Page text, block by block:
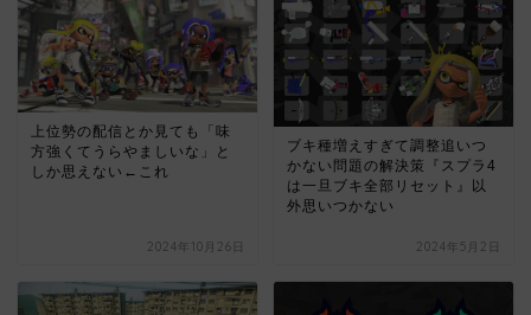
上位勢の配信とか見ても「味
方強くてうらやましいな」と
しか思えない←これ
2024年10月26日
ブキ種増えすぎて調整追いつ
かない問題の解決策『スプラ4
は一旦ブキ全部リセット』以
外思いつかない
2024年5月2日